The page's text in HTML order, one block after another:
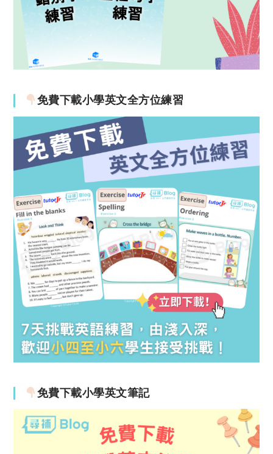
免費下載小學英文全方位練習
免費下載小學英文筆記